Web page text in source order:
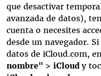
que desactivar
avanzada de datos),
cuenta o necesites
desde un navegador.
datos de iCloud.com,
nombre" > iCloud y